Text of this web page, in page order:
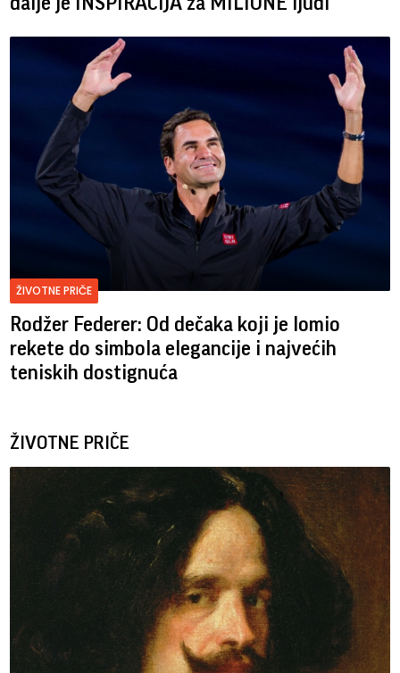
ŽIVOTNE PRIČE
Rodžer Federer: Od dečaka koji je lomio
rekete do simbola elegancije i najvećih
teniskih dostignuća
ŽIVOTNE PRIČE